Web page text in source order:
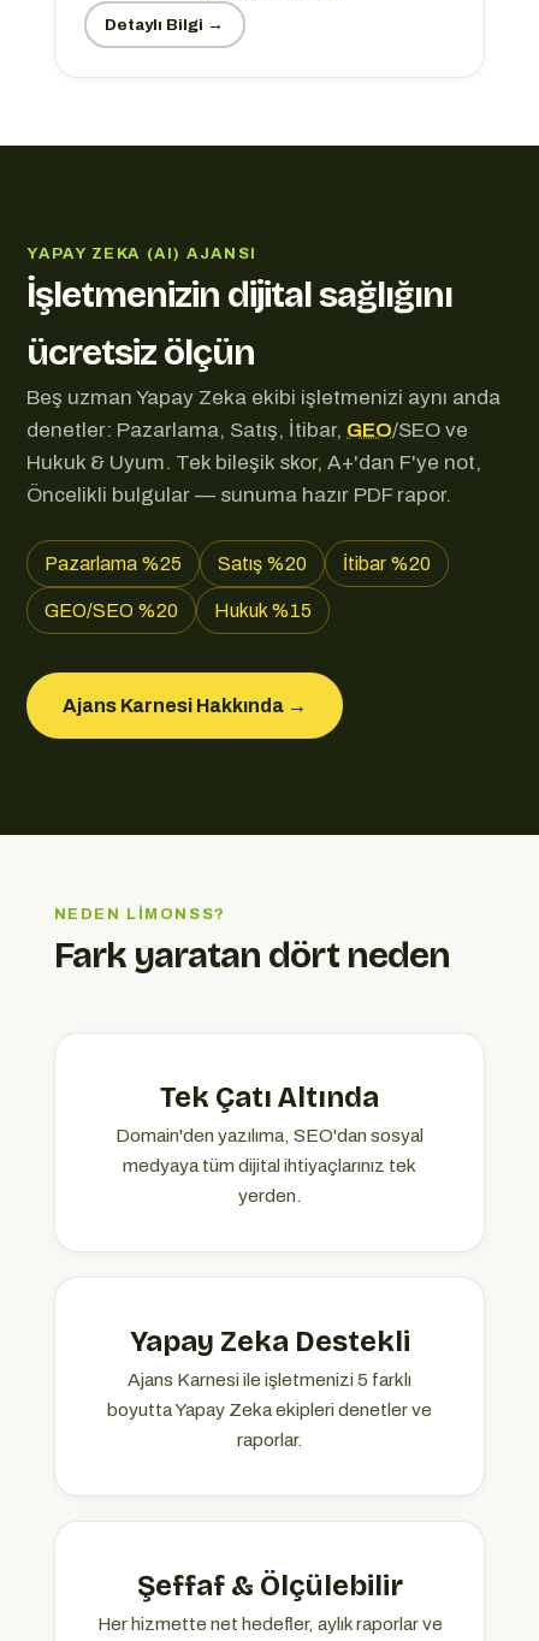
Detaylı Bilgi →
YAPAY ZEKA (AI) AJANSI
İşletmenizin dijital sağlığını
ücretsiz ölçün
Beş uzman Yapay Zeka ekibi işletmenizi aynı anda
denetler: Pazarlama, Satış, İtibar, GEO/SEO ve
Hukuk & Uyum. Tek bileşik skor, A+'dan F'ye not,
Öncelikli bulgular — sunuma hazır PDF rapor.
Pazarlama %25 Satış %20 İtibar %20
GEO/SEO %20 Hukuk %15
Ajans Karnesi Hakkında →
NEDEN LIMONSS?
Fark yaratan dört neden
Tek Çatı Altında
Domain'den yazılıma, SEO'dan sosyal
medyaya tüm dijital ihtiyaçlarınız tek
yerden.
Yapay Zeka Destekli
Ajans Karnesi ile işletmenizi 5 farklı
boyutta Yapay Zeka ekipleri denetler ve
raporlar.
Şeffaf & Ölçülebilir
Her hizmette net hedefler, aylık raporlar ve